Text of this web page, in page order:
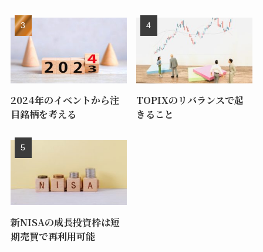
2024年のイベントから注
目銘柄を考える
TOPIXのリバランスで起
きること
新NISAの成長投資枠は短
期売買で再利用可能